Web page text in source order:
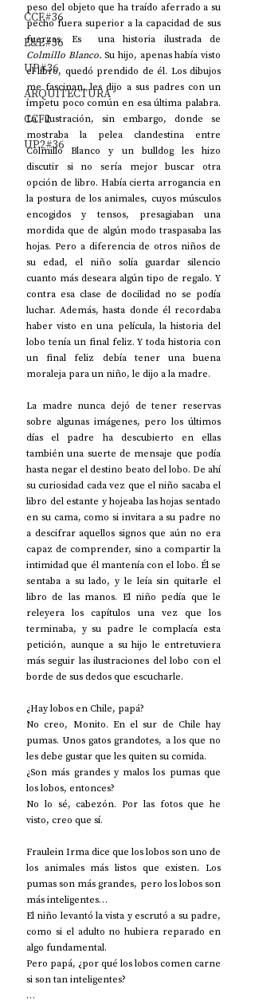
CCF#36
E&E#36
UP#36
ARQUITECTURA
CCF2
UP2#36
peso del objeto que ha traído aferrado a su
pecho fuera superior a la capacidad de sus
Colmillo Blanco. Su hijo, apenas había visto
el libro, quedó prendido de él. Los dibujos
me fascinan, les dijo a sus padres con un
ímpetu poco común en esa última palabra.
La ilustración, sin embargo, donde se
mostraba la pelea clandestina entre
Colmillo Blanco y un bulldog les hizo
discutir si no sería mejor buscar otra
opción de libro. Había cierta arrogancia en
la postura de los animales, cuyos músculos
encogidos y tensos, presagiaban una
mordida que de algún modo traspasaba las
hojas. Pero a diferencia de otros niños de
su edad, el niño solía guardar silencio
cuanto más deseara algún tipo de regalo. Y
contra esa clase de docilidad no se podía
luchar. Además, hasta donde él recordaba
haber visto en una película, la historia del
lobo tenía un final feliz. Y toda historia con
un final feliz debía tener una buena
moraleja para un niño, le dijo a la madre.
La madre nunca dejó de tener reservas
sobre algunas imágenes, pero los últimos
días el padre ha descubierto en ellas
también una suerte de mensaje que podía
hasta negar el destino beato del lobo. De ahí
su curiosidad cada vez que el niño sacaba el
libro del estante y hojeaba las hojas sentado
en su cama, como si invitara a su padre no
a descifrar aquellos signos que aún no era
capaz de comprender, sino a compartir la
intimidad que él mantenía con el lobo. Él se
sentaba a su lado, y le leía sin quitarle el
libro de las manos. El niño pedía que le
releyera los capítulos una vez que los
terminaba, y su padre le complacía esta
petición, aunque a su hijo le entretuviera
más seguir las ilustraciones del lobo con el
borde de sus dedos que escucharle.
¿Hay lobos en Chile, papá?
No creo, Monito. En el sur de Chile hay
pumas. Unos gatos grandotes, a los que no
les debe gustar que les quiten su comida.
¿Son más grandes y malos los pumas que
los lobos, entonces?
No lo sé, cabezón. Por las fotos que he
visto, creo que sí.
Fraulein Irma dice que los lobos son uno de
los animales más listos que existen. Los
pumas son más grandes, pero los lobos son
más inteligentes…
El niño levantó la vista y escrutó a su padre,
como si el adulto no hubiera reparado en
algo fundamental.
Pero papá, ¿por qué los lobos comen carne
si son tan inteligentes?
…